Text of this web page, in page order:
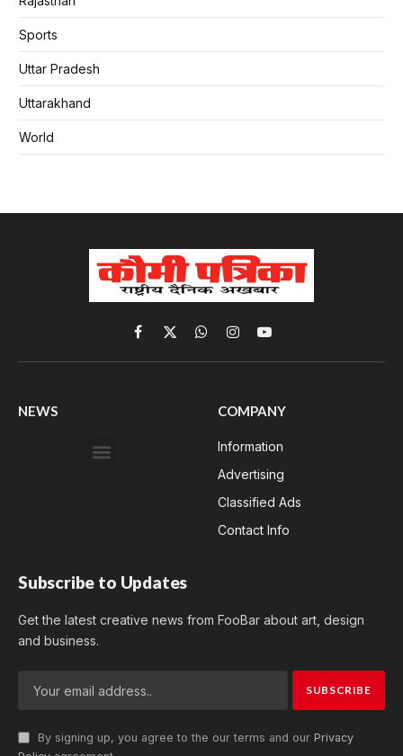
Sports
Uttar Pradesh
Uttarakhand
World
Facebook
X
(Twitter)
WhatsApp
InstagramYouTube
NEWS COMPANY
Information
Advertising
Classified Ads
Contact Info
Subscribe to Updates
Get the latest creative news from FooBar about art, design
and business.
By signing up, you agree to the our terms and our Privacy